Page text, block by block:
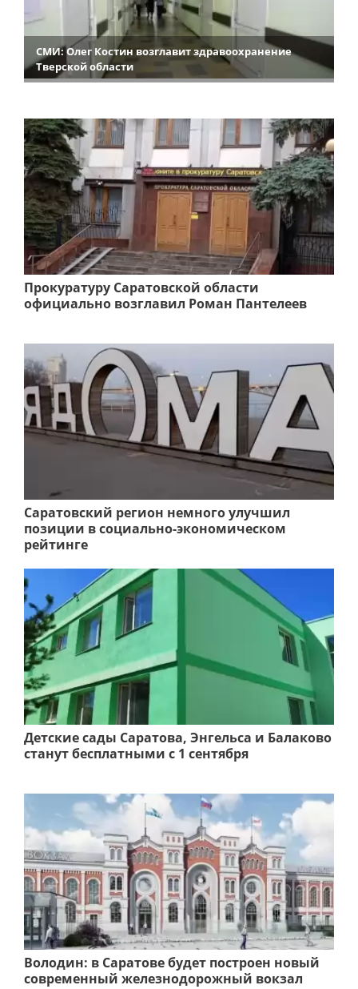
СМИ: Олег Костин возглавит здравоохранение
Тверской области
Прокуратуру Саратовской области
официально возглавил Роман Пантелеев
Саратовский регион немного улучшил
позиции в социально-экономическом
рейтинге
Детские сады Саратова, Энгельса и Балаково
станут бесплатными с 1 сентября
Володин: в Саратове будет построен новый
современный железнодорожный вокзал